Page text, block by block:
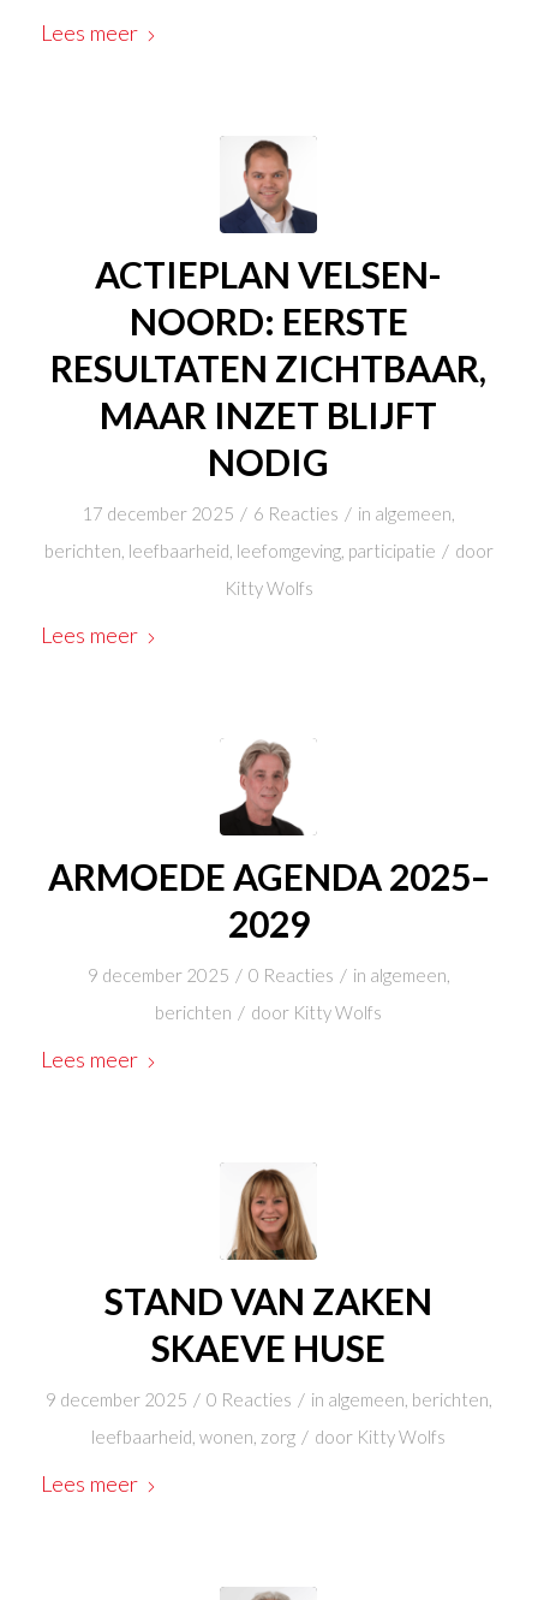
Lees meer
ACTIEPLAN VELSEN-
NOORD: EERSTE
RESULTATEN ZICHTBAAR,
MAAR INZET BLIJFT
NODIG
17 december 2025 / 6 Reacties / in algemeen,
berichten, leefbaarheid, leefomgeving, participatie / door
Kitty Wolfs
Lees meer
ARMOEDE AGENDA 2025–
2029
9 december 2025 / 0 Reacties / in algemeen,
berichten / door Kitty Wolfs
Lees meer
STAND VAN ZAKEN
SKAEVE HUSE
9 december 2025 / 0 Reacties / in algemeen, berichten,
leefbaarheid,wonen, zorg / door Kitty Wolfs
Lees meer